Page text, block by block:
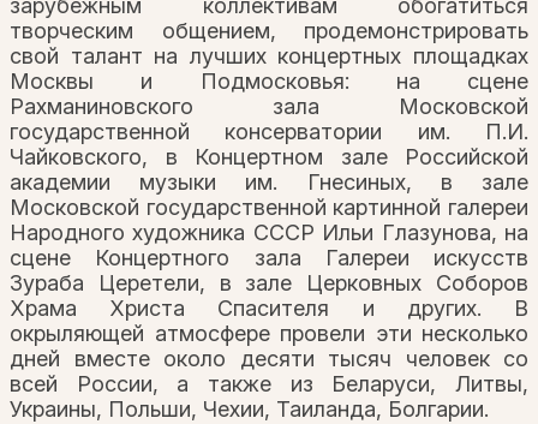
зарубежным коллективам обогатиться
творческим общением, продемонстрировать
свой талант на лучших концертных площадках
Москвы и Подмосковья: на сцене
Рахманиновского зала Московской
государственной консерватории им. П.И.
Чайковского, в Концертном зале Российской
академии музыки им. Гнесиных, в зале
Московской государственной картинной галереи
Народного художника СССР Ильи Глазунова, на
сцене Концертного зала Галереи искусств
Зураба Церетели, в зале Церковных Соборов
Храма Христа Спасителя и других. В
окрыляющей атмосфере провели эти несколько
дней вместе около десяти тысяч человек со
всей России, а также из Беларуси, Литвы,
Украины, Польши, Чехии, Таиланда, Болгарии.